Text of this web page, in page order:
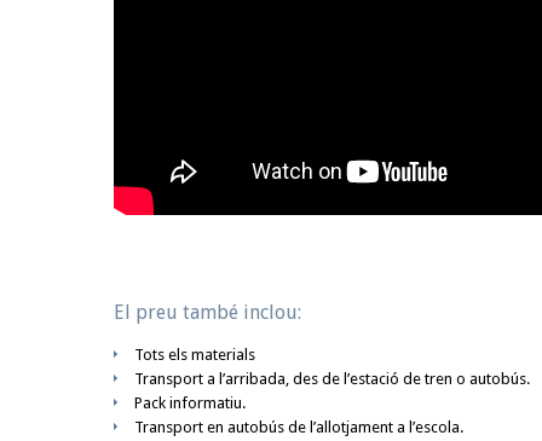
El preu també inclou:
Tots els materials
Transport a l’arribada, des de l’estació de tren o autobús.
Pack informatiu.
Transport en autobús de l’allotjament a l’escola.